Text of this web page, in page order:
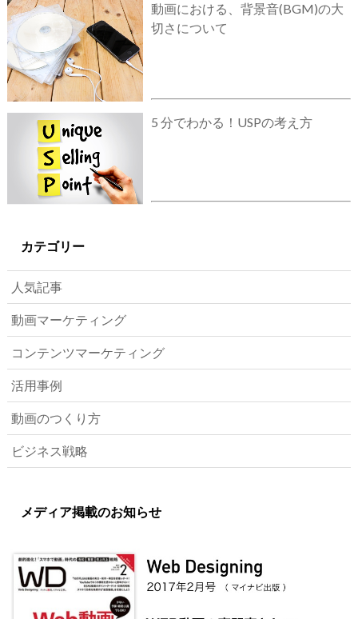
動画における、背景音(BGM)の大
切さについて
5 分でわかる！USPの考え方
カテゴリー
人気記事
動画マーケティング
コンテンツマーケティング
活用事例
動画のつくり方
ビジネス戦略
メディア掲載のお知らせ